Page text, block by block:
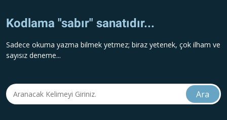
Kodlama "sabır" sanatıdır...
Sadece okuma yazma bilmek yetmez; biraz yetenek, çok ilham ve
sayısız deneme...